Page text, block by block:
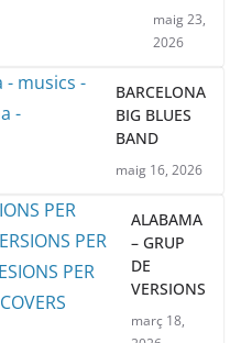
maig 23,
2026
BARCELONA
BIG BLUES
BAND
maig 16, 2026
ALABAMA
– GRUP
DE
VERSIONS
març 18,